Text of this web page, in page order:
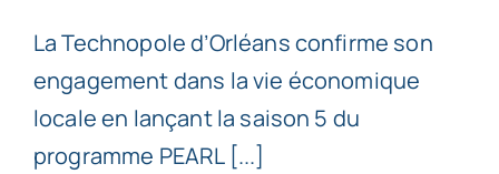
La Technopole d’Orléans confirme son
engagement dans la vie économique
locale en lançant la saison 5 du
programme PEARL [...]